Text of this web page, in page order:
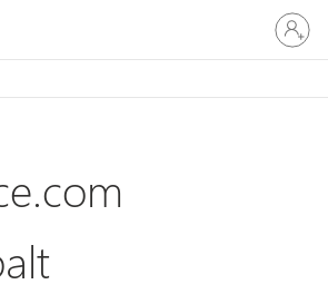
Logg
på
kontoen